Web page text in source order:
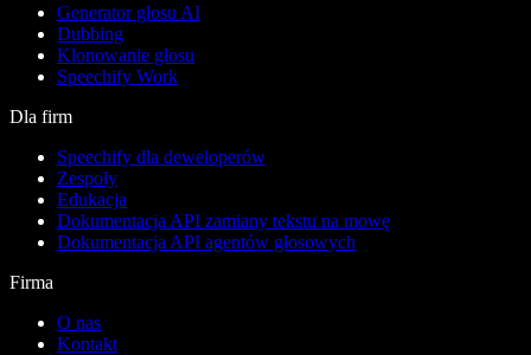
Generator głosu AI
Dubbing
Klonowanie głosu
Speechify Work
Dla firm
Speechify dla deweloperów
Zespoły
Edukacja
Dokumentacja API zamiany tekstu na mowę
Dokumentacja API agentów głosowych
Firma
O nas
Kontakt